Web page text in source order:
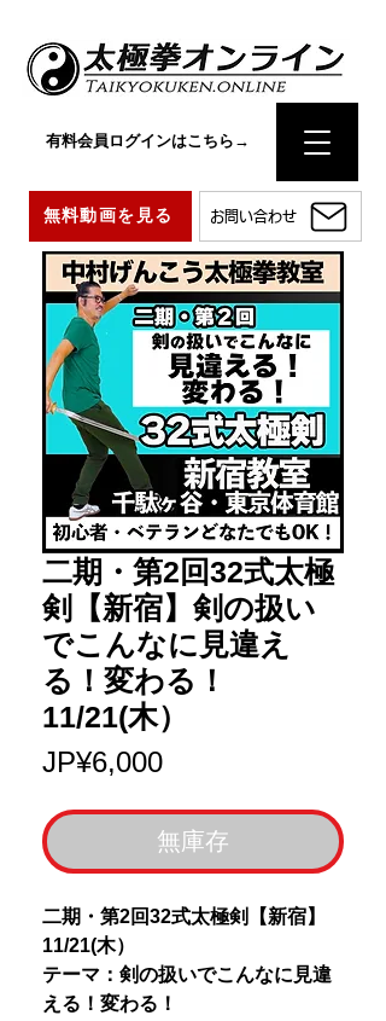
お問い合わせ
無料動画を見る
有料会員ログインはこちら→
二期・第2回32式太極
剣【新宿】剣の扱い
でこんなに見違え
る！変わる！
11/21(木）
JP¥6,000價
無庫存
二期・第2回32式太極剣【新宿】
11/21(木）
テーマ：剣の扱いでこんなに見違
える！変わる！